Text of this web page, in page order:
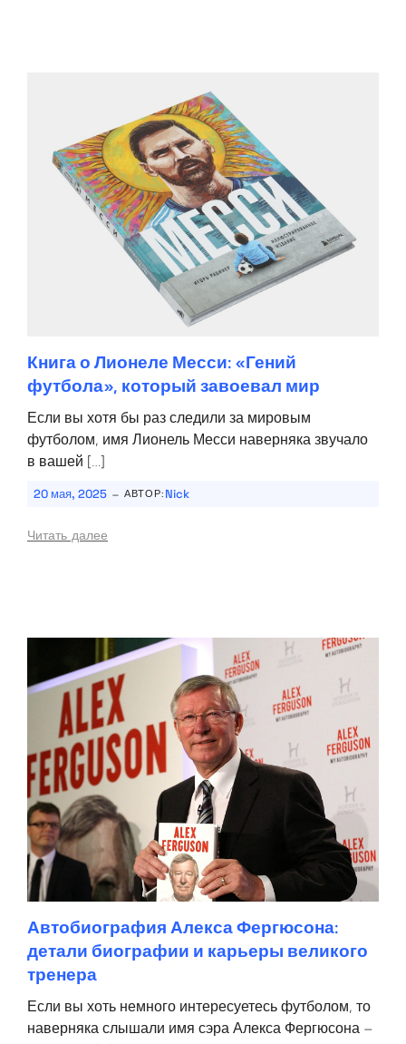
Книга о Лионеле Месси: «Гений
футбола», который завоевал мир
Если вы хотя бы раз следили за мировым
футболом, имя Лионель Месси наверняка звучало
в вашей […]
20 мая, 2025 - АВТОР: Nick
Читать далее
Автобиография Алекса Фергюсона:
детали биографии и карьеры великого
тренера
Если вы хоть немного интересуетесь футболом, то
наверняка слышали имя сэра Алекса Фергюсона –